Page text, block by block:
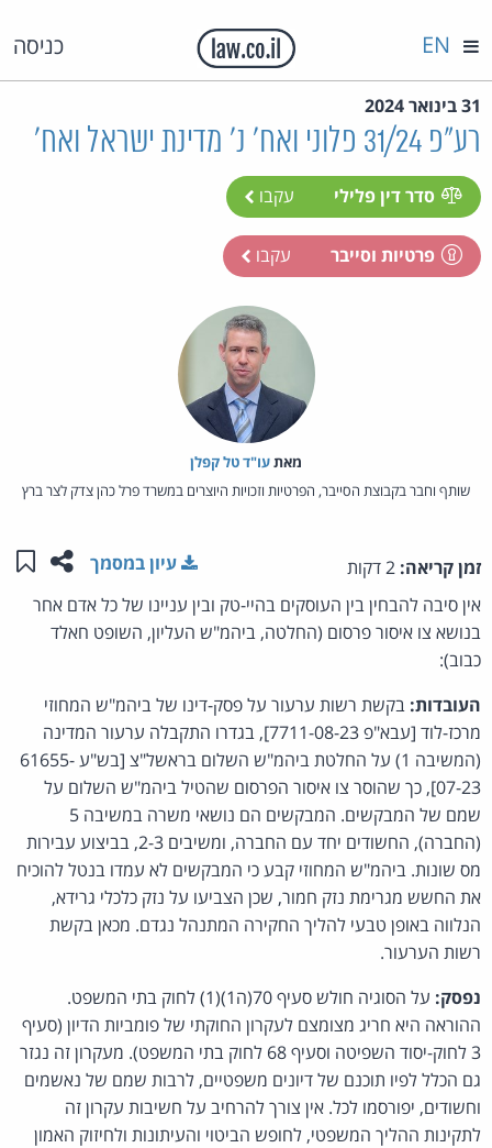
כניסה EN
31 בינואר 2024
רע"פ 31/24 פלוני ואח' נ' מדינת ישראל ואח'
סדר דין פלילי עקבו
פרטיות וסייבר עקבו
מאת‏עו"ד טל קפלן
שותף וחבר בקבוצת הסייבר, הפרטיות וזכויות היוצרים במשרד פרל כהן צדק לצר ברץ
זמן קריאה: שתפו
עיון במסמך
אין סיבה להבחין בין העוסקים בהיי-טק ובין עניינו של כל אדם אחר
בנושא צו איסור פרסום (החלטה, ביהמ"ש העליון, השופט חאלד
כבוב):
העובדות: בקשת רשות ערעור על פסק-דינו של ביהמ"ש המחוזי
מרכז-לוד [עבא"פ 7711-08-23], בגדרו התקבלה ערעור המדינה
(המשיבה 1) על החלטת ביהמ"ש השלום בראשל"צ [בש"ע 61655-
07-23], כך שהוסר צו איסור הפרסום שהטיל ביהמ"ש השלום על
שמם של המבקשים. המבקשים הם נושאי משרה במשיבה 5
(החברה), החשודים יחד עם החברה, ומשיבים 2-3, בביצוע עבירות
מס שונות. ביהמ"ש המחוזי קבע כי המבקשים לא עמדו בנטל להוכיח
את החשש מגרימת נזק חמור, שכן הצביעו על נזק כלכלי גרידא,
הנלווה באופן טבעי להליך החקירה המתנהל נגדם. מכאן בקשת
רשות הערעור.
נפסק:
על הסוגיה חולש סעיף 70(ה1)(1) לחוק בתי המשפט.
ההוראה היא חריג מצומצם לעקרון החוקתי של פומביות הדיון (סעיף
3 לחוק-יסוד השפיטה וסעיף 68 לחוק בתי המשפט). מעקרון זה נגזר
גם הכלל לפיו תוכנם של דיונים משפטיים, לרבות שמם של נאשמים
וחשודים, יפורסמו לכל. אין צורך להרחיב על חשיבות עקרון זה
לתקינות ההליך המשפטי, לחופש הביטוי והעיתונות ולחיזוק האמון